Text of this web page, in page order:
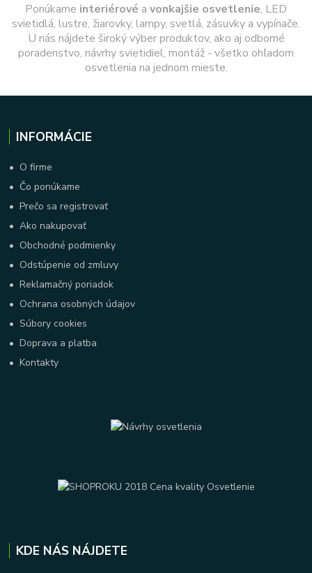
Ponúkame interiérové a vonkajšie osvetlenie, LED
svietidlá, lustre, žiarovky, lampy, svetlá, zásuvky a vypínače.
U nás nájdete široký výber produktov, ako aj odborné
poradenstvo, návrhy svietidiel, montáž - všetko ohľadom
osvetlenia na jednom mieste.
INFORMÁCIE
• O firme
• Čo ponúkame
•Prečo sa registrovať
•Ako nakupovať
• Obchodné podmienky
• Odstúpenie od zmluvy
•Reklamačný poriadok
• Ochrana osobných údajov
•Súbory cookies
•Doprava a platba
•Kontakty
KDE NÁS NÁJDETE